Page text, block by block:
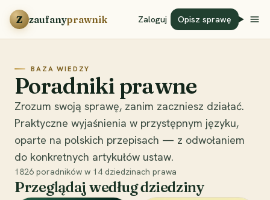
Przejdź do treści
Z zaufanyprawnik Zaloguj Opisz sprawę
BAZA WIEDZY
Poradniki prawne
Zrozum swoją sprawę, zanim zaczniesz działać.
Praktyczne wyjaśnienia w przystępnym języku,
oparte na polskich przepisach — z odwołaniem
do konkretnych artykułów ustaw.
1826 poradników w 14 dziedzinach prawa
Przeglądaj według dziedziny